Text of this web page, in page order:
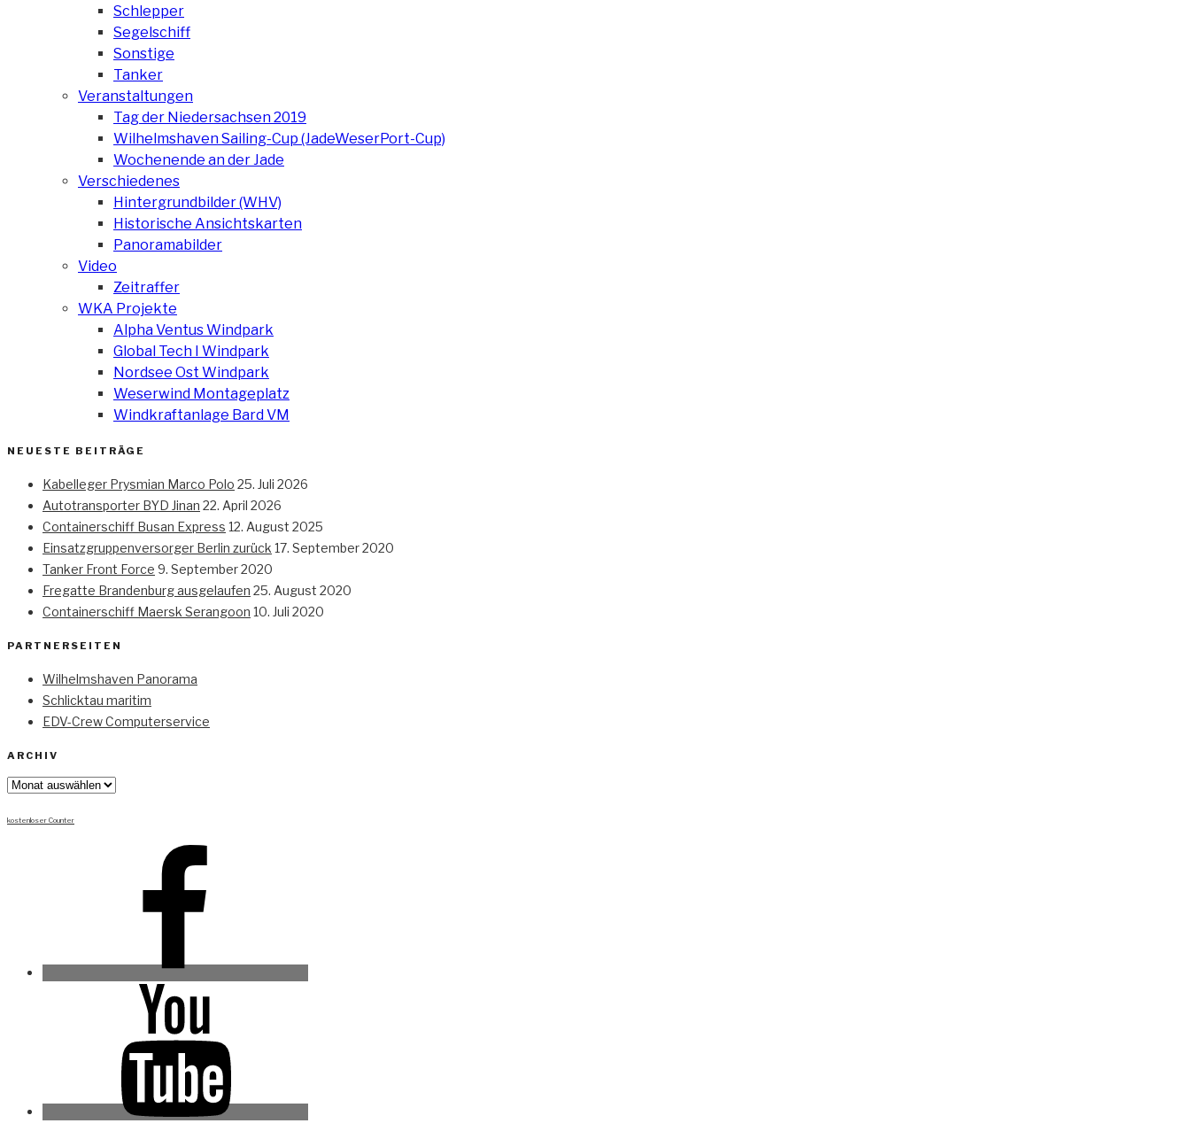
Schlepper
Segelschiff
Sonstige
Tanker
Veranstaltungen
Tag der Niedersachsen 2019
Wilhelmshaven Sailing-Cup (JadeWeserPort-Cup)
Wochenende an der Jade
Verschiedenes
Hintergrundbilder (WHV)
Historische Ansichtskarten
Panoramabilder
Video
Zeitraffer
WKA Projekte
Alpha Ventus Windpark
Global Tech I Windpark
Nordsee Ost Windpark
Weserwind Montageplatz
Windkraftanlage Bard VM
NEUESTE BEITRÄGE
Kabelleger Prysmian Marco Polo 25. Juli 2026
Autotransporter BYD Jinan 22. April 2026
Containerschiff Busan Express 12. August 2025
Einsatzgruppenversorger Berlin zurück 17. September 2020
Tanker Front Force 9. September 2020
Fregatte Brandenburg ausgelaufen 25. August 2020
Containerschiff Maersk Serangoon 10. Juli 2020
PARTNERSEITEN
Wilhelmshaven Panorama
Schlicktau maritim
EDV-Crew Computerservice
ARCHIV
Archiv
kostenloser Counter